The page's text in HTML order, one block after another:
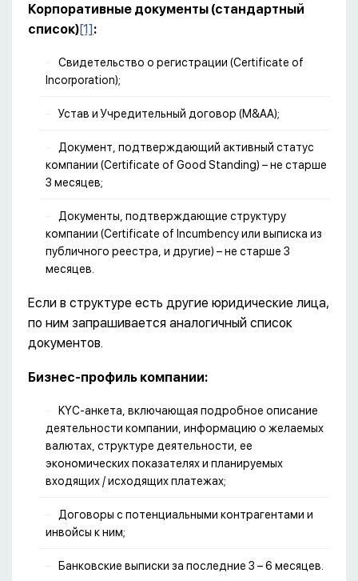
Корпоративные документы (стандартный
список)[1] :
Свидетельство о регистрации (Certificate of
Incorporation);
Устав и Учредительный договор (M&AA);
Документ, подтверждающий активный статус
компании (Certificate of Good Standing) – не старше
3 месяцев;
Документы, подтверждающие структуру
компании (Certificate of Incumbency или выписка из
публичного реестра, и другие) – не старше 3
месяцев.
Если в структуре есть другие юридические лица,
по ним запрашивается аналогичный список
документов.
Бизнес-профиль компании:
KYC-анкета, включающая подробное описание
деятельности компании, информацию о желаемых
валютах, структуре деятельности, ее
экономических показателях и планируемых
входящих / исходящих платежах;
Договоры с потенциальными контрагентами и
инвойсы к ним;
Банковские выписки за последние 3 – 6 месяцев.